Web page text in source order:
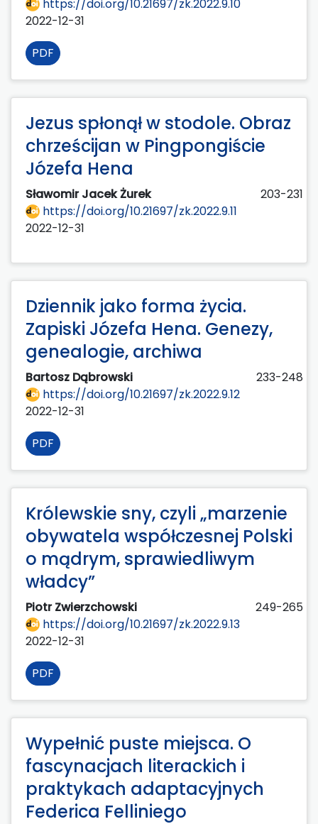
https://doi.org/10.21697/zk.2022.9.10
2022-12-31
PDF
Jezus spłonął w stodole. Obraz
chrześcijan w Pingpongiście
Józefa Hena
Sławomir Jacek Żurek
203-231
https://doi.org/10.21697/zk.2022.9.11
2022-12-31
Dziennik jako forma życia.
Zapiski Józefa Hena. Genezy,
genealogie, archiwa
Bartosz Dąbrowski
233-248
https://doi.org/10.21697/zk.2022.9.12
2022-12-31
PDF
Królewskie sny, czyli „marzenie
obywatela współczesnej Polski
o mądrym, sprawiedliwym
władcy”
Piotr Zwierzchowski
249-265
https://doi.org/10.21697/zk.2022.9.13
2022-12-31
PDF
Wypełnić puste miejsca. O
fascynacjach literackich i
praktykach adaptacyjnych
Federica Felliniego